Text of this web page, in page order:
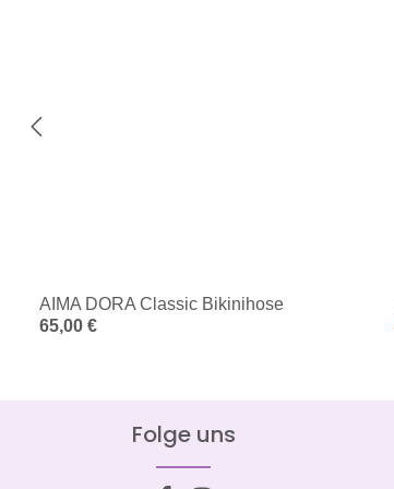
AIMA DORA Classic Bikinihose
Regulärer Preis:
65,00 €
Folge uns